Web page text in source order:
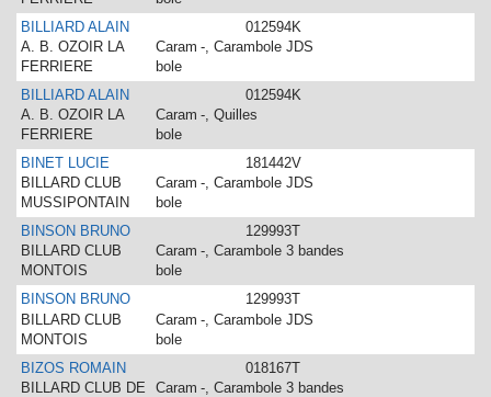
BILLIARD ALAIN
012594K
A. B. OZOIR LA
FERRIERE
Caram
bole
-, Carambole JDS
BILLIARD ALAIN
012594K
A. B. OZOIR LA
FERRIERE
Caram
bole
-, Quilles
BINET LUCIE
181442V
BILLARD CLUB
MUSSIPONTAIN
Caram
bole
-, Carambole JDS
BINSON BRUNO
129993T
BILLARD CLUB
MONTOIS
Caram
bole
-, Carambole 3 bandes
BINSON BRUNO
129993T
BILLARD CLUB
MONTOIS
Caram
bole
-, Carambole JDS
BIZOS ROMAIN
018167T
BILLARD CLUB DE
Caram -, Carambole 3 bandes